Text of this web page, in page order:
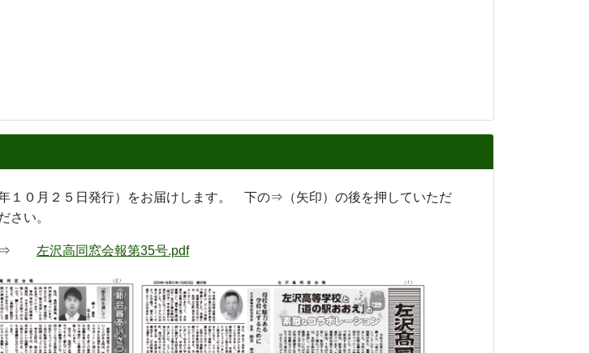
１０月２５日発行）をお届けします。 下の⇒（矢印）の後を押していただ
さい。
⇒ 左沢高同窓会報第35号.pdf